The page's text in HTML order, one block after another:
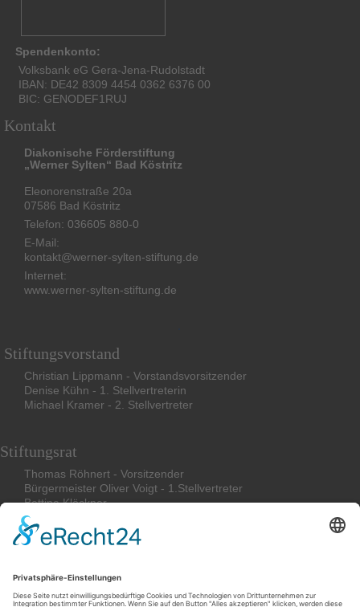
Spendenkonto:
Volksbank eG Gera-Jena-Rudolstadt
IBAN: DE42 8309 4454 0362 6376 00
BIC: GENODEF1RUJ
Kontakt
Diakonische Förderstiftung
„Werner Sylten“ Bad Köstritz
Eleonorenstraße 20a
07586 Bad Köstritz
Telefon: 036605 880-0
E-Mail:
kontakt@werner-sylten-stiftung.de
Internet:
www.werner-sylten-stiftung.de
Stiftungsvorstand
Christian Lippmann - Vorstandsvorsitzender
Denise Kühn - 1. Stellvertreterin
Michael Kramer - 2. Stellvertreter
Stiftungsrat
Thomas Röhnert - Vorsitzender
Bürgermeister Oliver Voigt - 1.Stellvertreter
BettinaKlöckner
Friederike Böcher
Stephan Magirius